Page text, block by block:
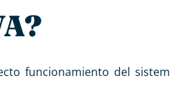
funcionamiento del